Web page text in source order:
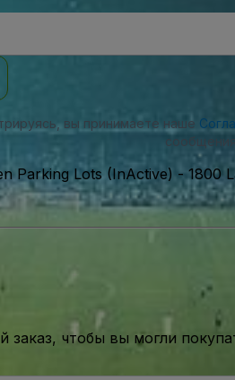
вы принимаете наше
Parking Lots (InActive) - 1800
чтобы вы могли